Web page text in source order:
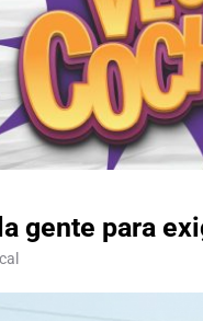
gente para